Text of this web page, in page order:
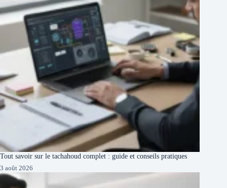
Tout savoir sur le tachahoud complet : guide et conseils pratiques
3 août 2026